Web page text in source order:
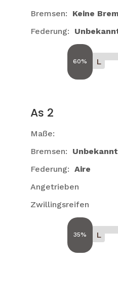
Bremsen:
Keine
Federung:
60% L
As 2
Maße:
Bremsen:
Unbekannt
Federung: Aire
Angetrieben
Zwillingsreifen
35% L